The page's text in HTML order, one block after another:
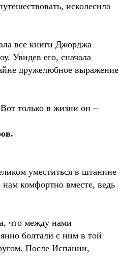
исколесила
все книги Джорджа
Увидев его, сначала
дружелюбное выражение
только в жизни он –
уместиться в штанине
комфортно вместе, ведь
что между нами
болтали с ним в той
После Испании,